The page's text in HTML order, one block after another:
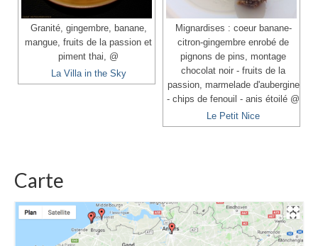
Granité, gingembre, banane,
mangue, fruits de la passion et
piment thai, @
La Villa in the Sky
Mignardises : coeur banane-
citron-gingembre enrobé de
pignons de pins, montage
chocolat noir - fruits de la
passion, marmelade d'aubergine
- chips de fenouil - anis étoilé @
Le Petit Nice
Carte